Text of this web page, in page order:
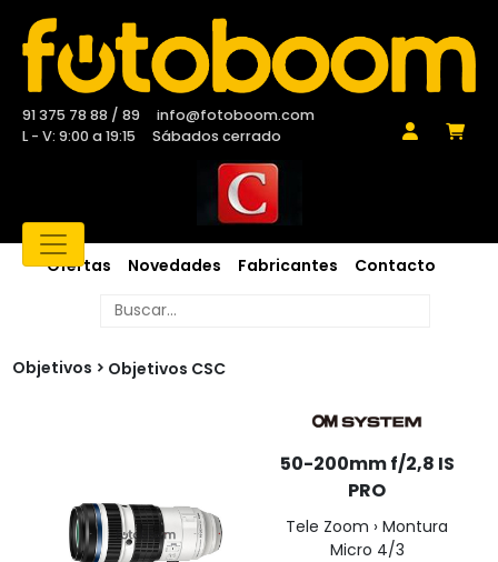
91 375 78 88 / 89
info@fotoboom.com
L - V: 9:00 a 19:15
Sábados cerrado
Ofertas Novedades Fabricantes Contacto
Objetivos Objetivos CSC
50-200mm f/2,8 IS
PRO
Tele Zoom › Montura
Micro 4/3